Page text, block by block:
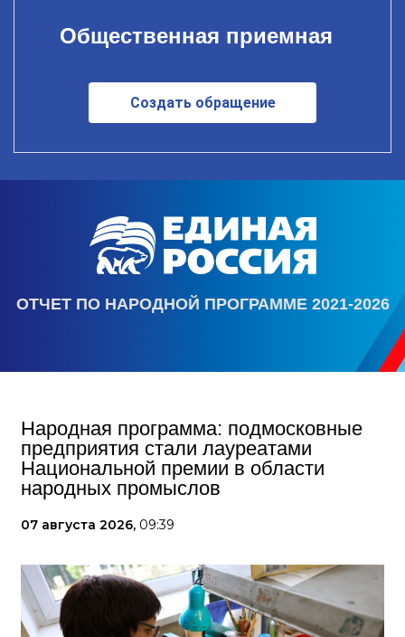
Общественная приемная
Создать обращение
ОТЧЕТ ПО НАРОДНОЙ ПРОГРАММЕ 2021-2026
Народная программа: подмосковные
предприятия стали лауреатами
Национальной премии в области
народных промыслов
07 августа 2026, 09:39